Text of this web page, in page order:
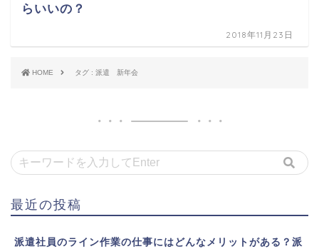
らいいの？
2018年11月23日
HOME タグ : 派遣 新年会
最近の投稿
派遣社員のライン作業の仕事にはどんなメリットがある？派